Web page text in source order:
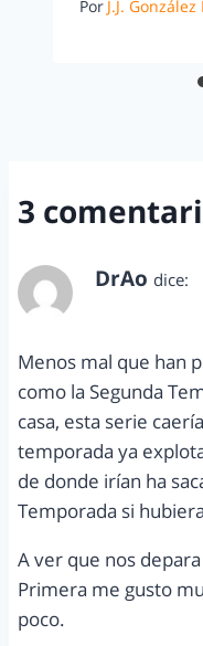
Por J.J.
3
DrAo dice:
Menos mal que han
como la Segunda
casa, esta serie
temporada ya
de donde irían ha
Temporada si
A ver que nos
Primera me gusto
poco.